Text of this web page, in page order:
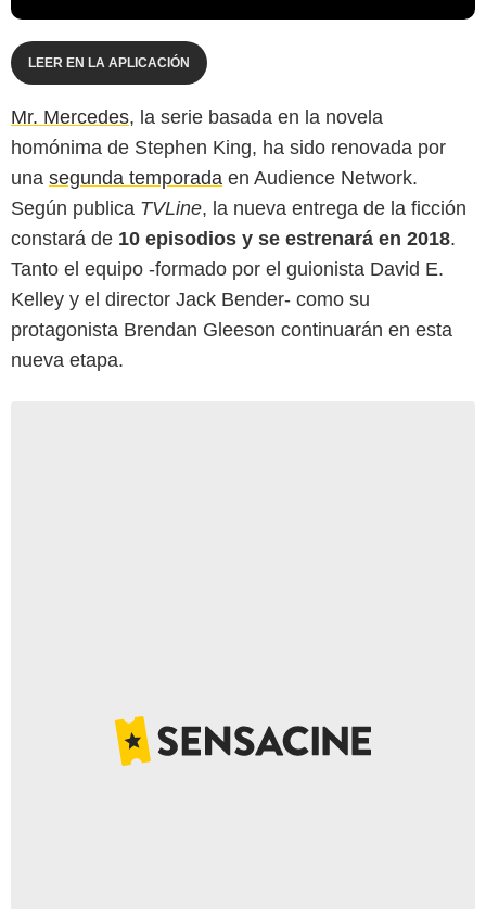
LEER EN LA APLICACIÓN
Mr. Mercedes, la serie basada en la novela
homónima de Stephen King, ha sido renovada por
una segunda temporada en Audience Network.
Según publica TVLine, la nueva entrega de la ficción
constará de 10 episodios y se estrenará en 2018.
Tanto el equipo -formado por el guionista David E.
Kelley y el director Jack Bender- como su
protagonista Brendan Gleeson continuarán en esta
nueva etapa.